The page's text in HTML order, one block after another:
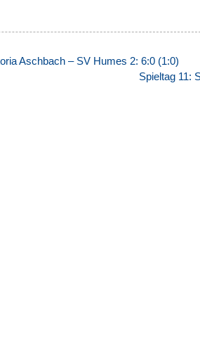
Aschbach – SV Humes 2: 6:0 (1:0)
Spieltag 11: